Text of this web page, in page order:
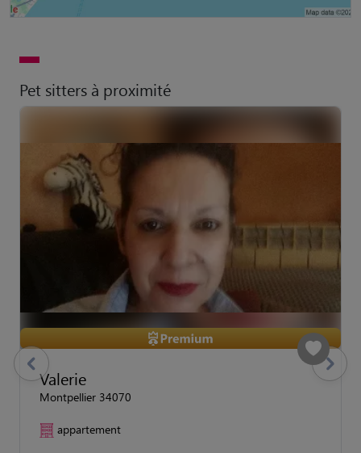
Pet sitters à proximité
Valerie
Montpellier 34070
appartement
previous Suivant